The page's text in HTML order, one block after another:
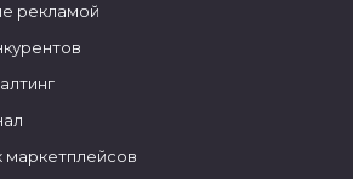
рекламой
маркетплейсов